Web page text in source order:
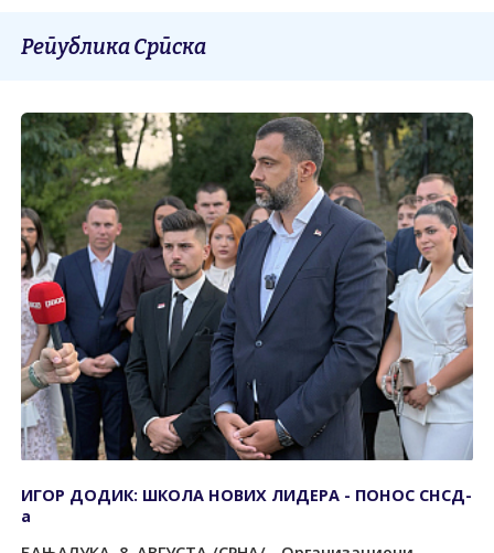
Република Српска
ИГОР ДОДИК: ШКОЛА НОВИХ ЛИДЕРА - ПОНОС СНСД-
а